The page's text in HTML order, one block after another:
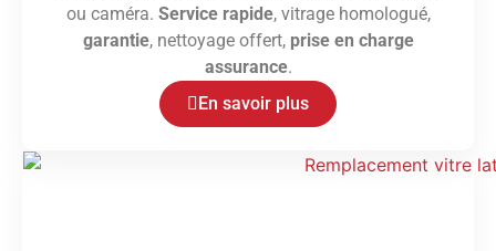
ou caméra. Service rapide, vitrage homologué,
garantie, nettoyage offert, prise en charge
assurance.
En savoir plus